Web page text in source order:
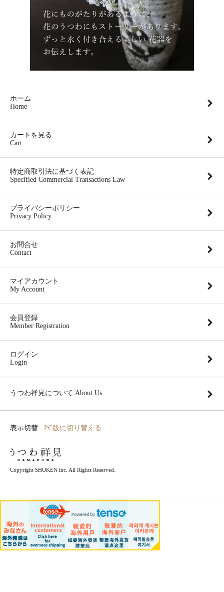
ホーム
Home
カートを見る
Cart
特定商取引法に基づく表記
Specified Commercial Transactions Law
プライバシーポリシー
Privacy Policy
お問合せ
Contact
マイアカウント
My Account
会員登録
Member Registration
ログイン
Login
うつわ祥見について About Us
表示切替 : PC版に切り替える
Copyright SHOKEN inc. All Rights Reserved.